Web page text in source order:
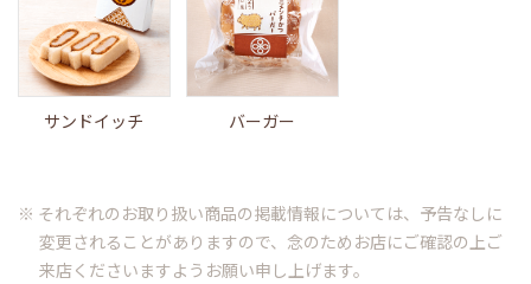
サンドイッチ バーガー
※ それぞれのお取り扱い商品の掲載情報については、予告なしに
変更されることがありますので、念のためお店にご確認の上ご
来店くださいますようお願い申し上げます。